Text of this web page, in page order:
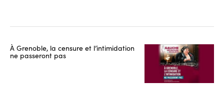
À Grenoble, la censure et l’intimidation
ne passeront pas